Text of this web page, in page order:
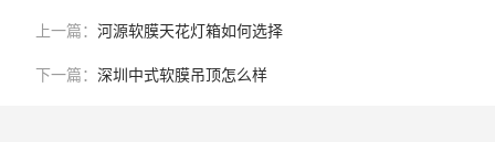
上一篇： 河源软膜天花灯箱如何选择
下一篇： 深圳中式软膜吊顶怎么样